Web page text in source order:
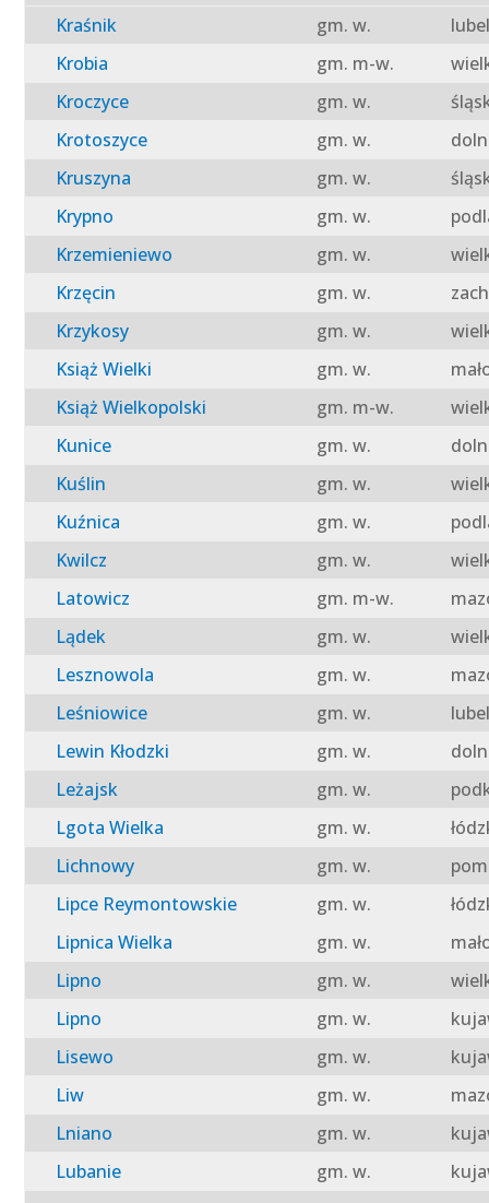
Kraśnik
gm. w.
Krobia
gm. m-w.
Kroczyce
gm. w.
Krotoszyce
gm. w.
Kruszyna
gm. w.
Krypno
gm. w.
Krzemieniewo
gm. w.
Krzęcin
gm. w.
Krzykosy
gm. w.
Książ Wielki
gm. w.
Książ Wielkopolski
gm. m-w.
Kunice
gm. w.
Kuślin
gm. w.
Kuźnica
gm. w.
Kwilcz
gm. w.
Latowicz
gm. m-w.
Lądek
gm. w.
Lesznowola
gm. w.
Leśniowice
gm. w.
Lewin Kłodzki
gm. w.
Leżajsk
gm. w.
Lgota Wielka
gm. w.
Lichnowy
gm. w.
Lipce Reymontowskie
gm. w.
Lipnica Wielka
gm. w.
Lipno
gm. w.
Lipno
gm. w.
Lisewo
gm. w.
Liw
gm. w.
Lniano
gm. w.
Lubanie
gm. w.